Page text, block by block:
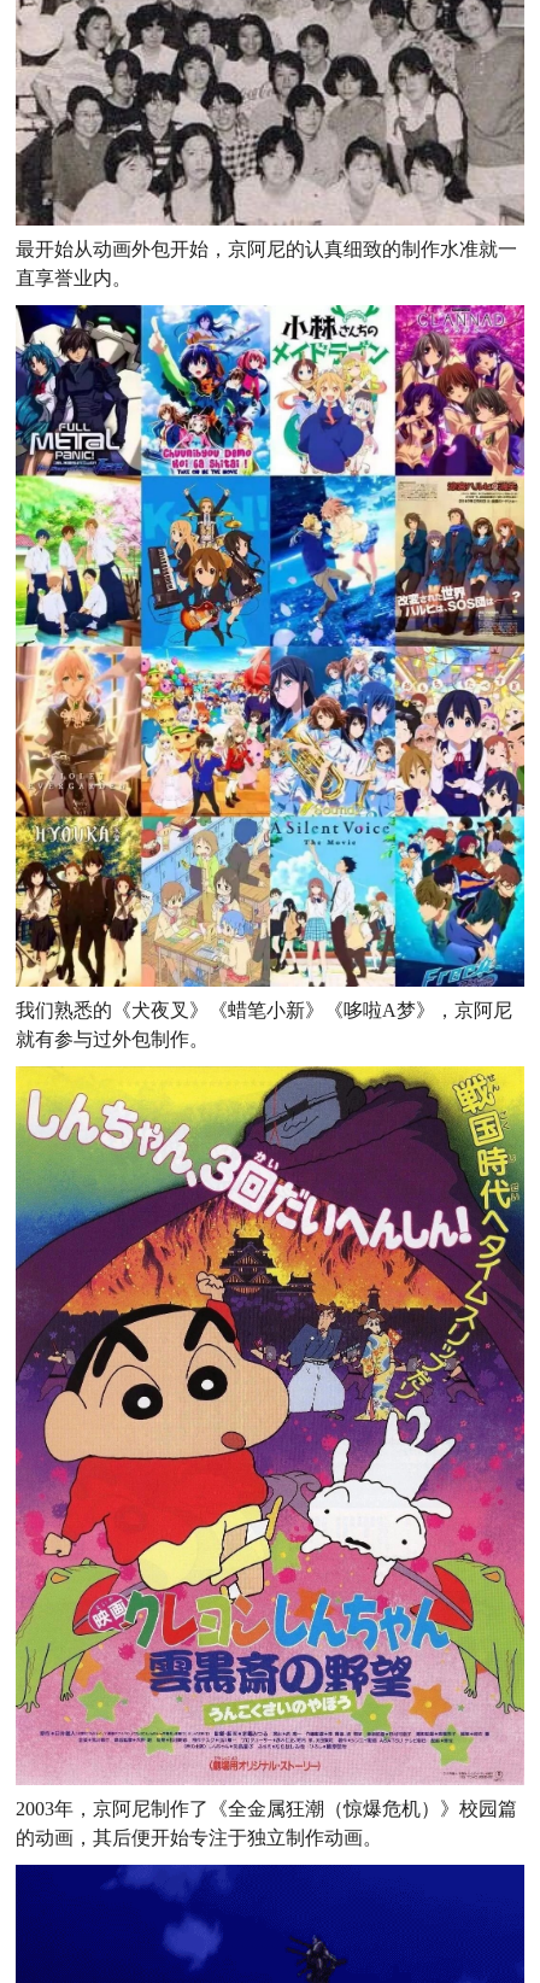
最开始从动画外包开始，京阿尼的认真细致的制作水准就一
直享誉业内。
我们熟悉的《犬夜叉》《蜡笔小新》《哆啦A梦》，京阿尼
就有参与过外包制作。
2003年，京阿尼制作了《全金属狂潮（惊爆危机）》校园篇
的动画，其后便开始专注于独立制作动画。